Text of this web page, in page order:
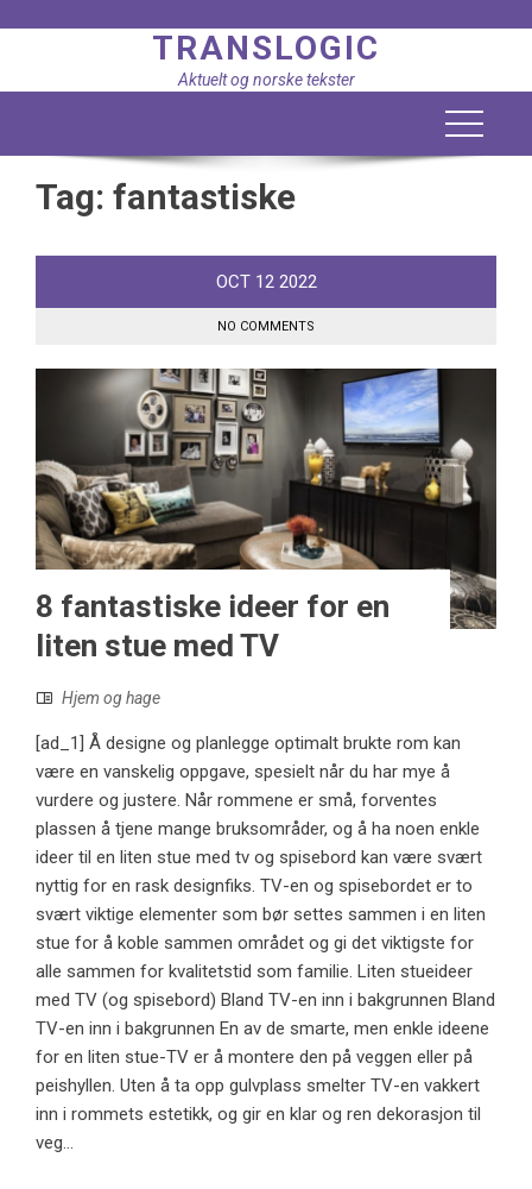
TRANSLOGIC
Aktuelt og norske tekster
Tag: fantastiske
OCT 12 2022
NO COMMENTS
8 fantastiske ideer for en
liten stue med TV
Hjem og hage
[ad_1] Å designe og planlegge optimalt brukte rom kan
være en vanskelig oppgave, spesielt når du har mye å
vurdere og justere. Når rommene er små, forventes
plassen å tjene mange bruksområder, og å ha noen enkle
ideer til en liten stue med tv og spisebord kan være svært
nyttig for en rask designfiks. TV-en og spisebordet er to
svært viktige elementer som bør settes sammen i en liten
stue for å koble sammen området og gi det viktigste for
alle sammen for kvalitetstid som familie. Liten stueideer
med TV (og spisebord) Bland TV-en inn i bakgrunnen Bland
TV-en inn i bakgrunnen En av de smarte, men enkle ideene
for en liten stue-TV er å montere den på veggen eller på
peishyllen. Uten å ta opp gulvplass smelter TV-en vakkert
inn i rommets estetikk, og gir en klar og ren dekorasjon til
veg...